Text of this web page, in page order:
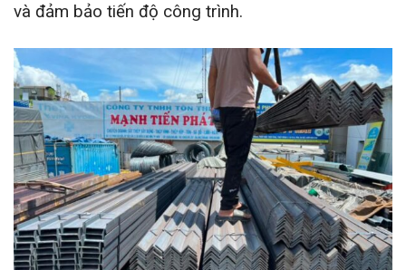
và đảm bảo tiến độ công trình.